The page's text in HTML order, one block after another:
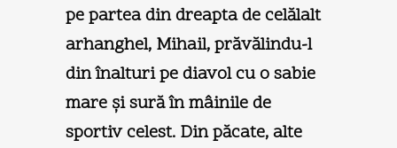
pe partea din dreapta de celălalt
arhanghel, Mihail, prăvălindu-l
din înalturi pe diavol cu o sabie
mare şi sură în mâinile de
sportiv celest. Din păcate, alte